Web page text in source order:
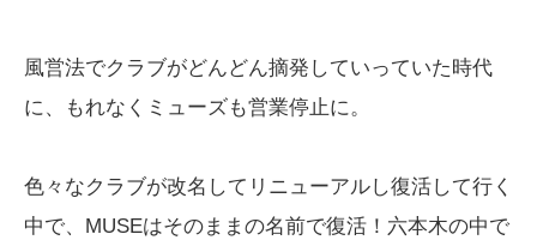
風営法でクラブがどんどん摘発していっていた時代
に、もれなくミューズも営業停止に。
色々なクラブが改名してリニューアルし復活して行く
中で、MUSEはそのままの名前で復活！六本木の中で